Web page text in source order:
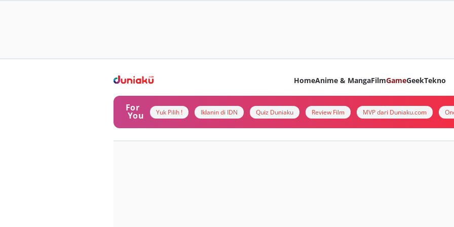
HomeAnime & MangaFilmGameGeekTekno
For
You Yuk Pilih ! Iklanin di IDN Quiz Duniaku Review Film MVP dari Duniaku.com